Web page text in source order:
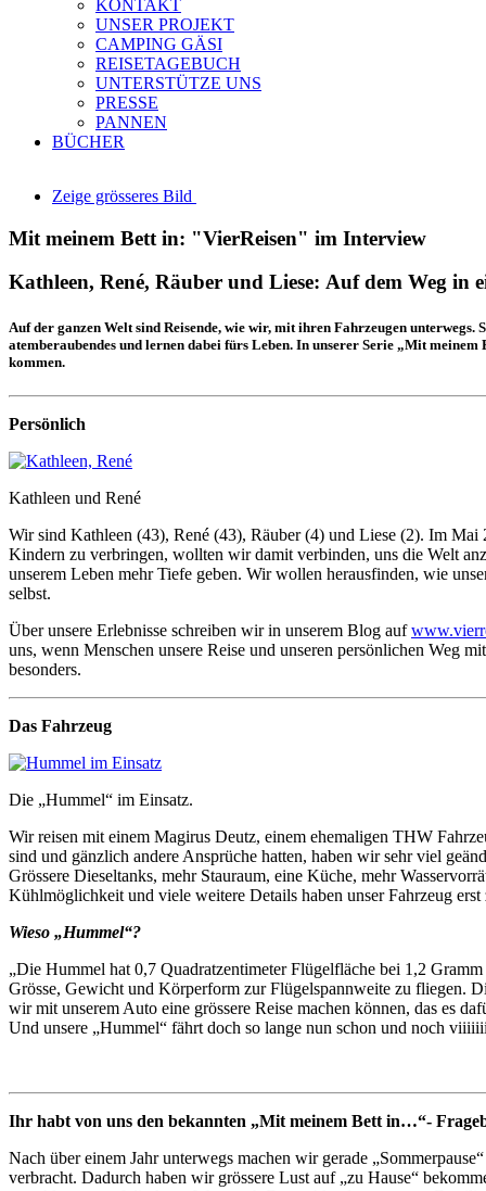
KONTAKT
UNSER PROJEKT
CAMPING GÄSI
REISETAGEBUCH
UNTERSTÜTZE UNS
PRESSE
PANNEN
BÜCHER
Zeige grösseres Bild
Mit meinem Bett in: "VierReisen" im Interview
Kathleen, René, Räuber und Liese: Auf dem Weg in
Auf der ganzen Welt sind Reisende, wie wir, mit ihren Fahrzeugen unterwegs.
atemberaubendes und lernen dabei fürs Leben. In unserer Serie „Mit
kommen.
Persönlich
Kathleen und René
Wir sind Kathleen (43), René (43), Räuber (4) und Liese (2). Im Mai
Kindern zu verbringen, wollten wir damit verbinden, uns die Welt
unserem Leben mehr Tiefe geben. Wir wollen herausfinden, wie
selbst.
Über unsere Erlebnisse schreiben wir in unserem Blog auf
uns, wenn Menschen unsere Reise und unseren persönlichen Weg
besonders.
Das Fahrzeug
Die „Hummel“ im Einsatz.
Wir reisen mit einem Magirus Deutz, einem ehemaligen THW
sind und gänzlich andere Ansprüche hatten, haben wir sehr viel
Grössere Dieseltanks, mehr Stauraum, eine Küche, mehr
Kühlmöglichkeit und viele weitere Details haben unser Fahrzeug erst
Wieso „Hummel“?
„Die Hummel hat 0,7 Quadratzentimeter Flügelfläche bei 1,2
Grösse, Gewicht und Körperform zur Flügelspannweite zu fliegen.
wir mit unserem Auto eine grössere Reise machen können, das es
Und unsere „Hummel“ fährt doch so lange nun schon und noch
Ihr habt von uns den bekannten „Mit meinem Bett in…“-
Nach über einem Jahr unterwegs machen wir gerade
verbracht. Dadurch haben wir grössere Lust auf „zu Hause“